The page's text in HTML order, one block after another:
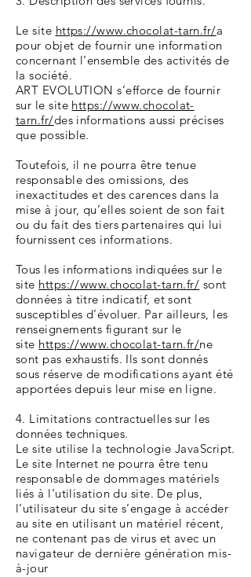
Le site https://www.chocolat-tarn.fr/a
pour objet de fournir une information
concernant l’ensemble des activités de
la société.
ART EVOLUTION s’efforce de fournir
sur le site https://www.chocolat-
tarn.fr/des informations aussi précises
que possible.
Toutefois, il ne pourra être tenue
responsable des omissions, des
inexactitudes et des carences dans la
mise à jour, qu’elles soient de son fait
ou du fait des tiers partenaires qui lui
fournissent ces informations.
Tous les informations indiquées sur le
site https://www.chocolat-tarn.fr/ sont
données à titre indicatif, et sont
susceptibles d’évoluer. Par ailleurs, les
renseignements figurant sur le
site https://www.chocolat-tarn.fr/ne
sont pas exhaustifs. Ils sont donnés
sous réserve de modifications ayant été
apportées depuis leur mise en ligne.
4. Limitations contractuelles sur les
données techniques.
Le site utilise la technologie JavaScript.
Le site Internet ne pourra être tenu
responsable de dommages matériels
liés à l’utilisation du site. De plus,
l’utilisateur du site s’engage à accéder
au site en utilisant un matériel récent,
ne contenant pas de virus et avec un
navigateur de dernière génération mis-
à-jour